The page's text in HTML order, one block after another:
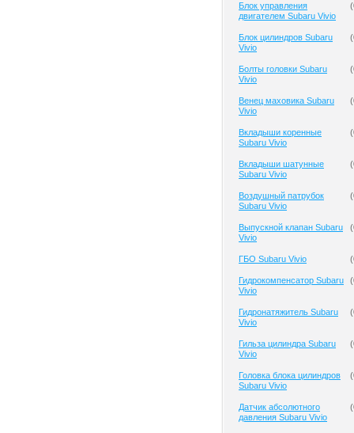
Блок управления
двигателем Subaru Vivio
(
Блок цилиндров Subaru
Vivio
(
Болты головки Subaru
Vivio
(
Венец маховика Subaru
Vivio
(
Вкладыши коренные
Subaru Vivio
(
Вкладыши шатунные
Subaru Vivio
(
Воздушный патрубок
Subaru Vivio
(
Выпускной клапан Subaru
Vivio
(
ГБО Subaru Vivio (
Гидрокомпенсатор Subaru
Vivio
(
Гидронатяжитель Subaru
Vivio
(
Гильза цилиндра Subaru
Vivio
(
Головка блока цилиндров
Subaru Vivio
(
Датчик абсолютного
давления Subaru Vivio
(